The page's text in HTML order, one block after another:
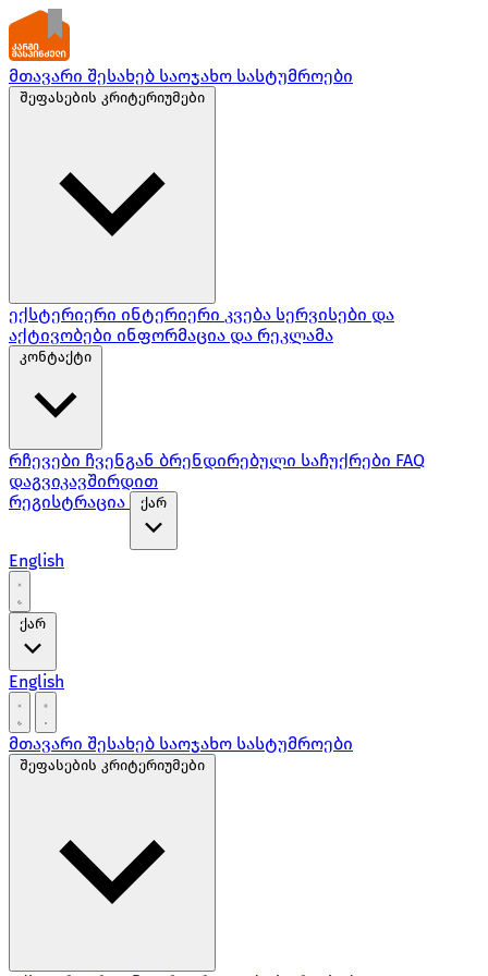
მთავარი შესახებ საოჯახო სასტუმროები
შეფასების კრიტერიუმები
ექსტერიერი ინტერიერი კვება სერვისები და
აქტივობები ინფორმაცია და რეკლამა
კონტაქტი
რჩევები ჩვენგან ბრენდირებული საჩუქრები FAQ
დაგვიკავშირდით
რეგისტრაცია
ქარ
English
ქარ
English
მთავარი შესახებ საოჯახო სასტუმროები
შეფასების კრიტერიუმები